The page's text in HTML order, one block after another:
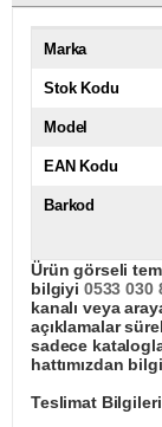
Marka
Stok Kodu
Model
EAN Kodu
Barkod
Ürün görseli
bilgiyi 0533 030
kanalı veya
açıklamalar
sadece
hattımızdan
Teslimat Bilgileri